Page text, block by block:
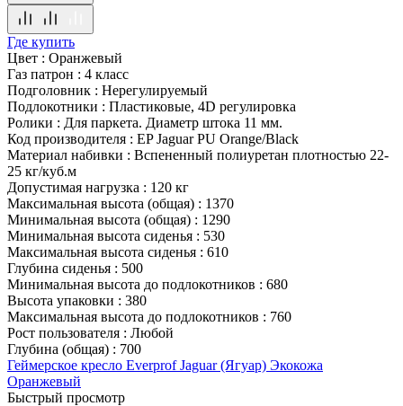
Где купить
Цвет : Оранжевый
Газ патрон : 4 класс
Подголовник : Нерегулируемый
Подлокотники : Пластиковые, 4D регулировка
Ролики : Для паркета. Диаметр штока 11 мм.
Код производителя : EP Jaguar PU Orange/Black
Материал набивки : Вспененный полиуретан плотностью 22-
25 кг/куб.м
Допустимая нагрузка : 120 кг
Максимальная высота (общая) : 1370
Минимальная высота (общая) : 1290
Минимальная высота сиденья : 530
Максимальная высота сиденья : 610
Глубина сиденья : 500
Минимальная высота до подлокотников : 680
Высота упаковки : 380
Максимальная высота до подлокотников : 760
Рост пользователя : Любой
Глубина (общая) : 700
Геймерское кресло Everprof Jaguar (Ягуар) Экокожа
Оранжевый
Быстрый просмотр